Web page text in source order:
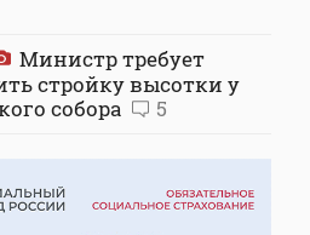
Министр требует
стройку высотки у
собора
5